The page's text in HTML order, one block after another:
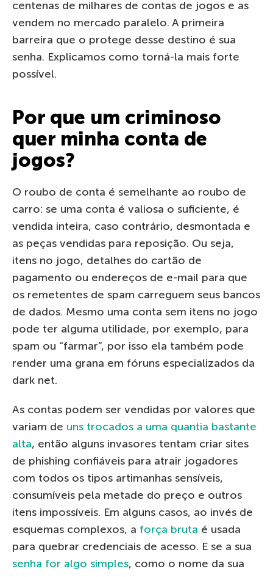
centenas de milhares de contas de jogos e as
vendem no mercado paralelo. A primeira
barreira que o protege desse destino é sua
senha. Explicamos como torná-la mais forte
possível.
Por que um criminoso
quer minha conta de
jogos?
O roubo de conta é semelhante ao roubo de
carro: se uma conta é valiosa o suficiente, é
vendida inteira, caso contrário, desmontada e
as peças vendidas para reposição. Ou seja,
itens no jogo, detalhes do cartão de
pagamento ou endereços de e-mail para que
os remetentes de spam carreguem seus bancos
de dados. Mesmo uma conta sem itens no jogo
pode ter alguma utilidade, por exemplo, para
spam ou “farmar”, por isso ela também pode
render uma grana em fóruns especializados da
dark net.
As contas podem ser vendidas por valores que
variam de uns trocados a uma quantia bastante
alta, então alguns invasores tentam criar sites
de phishing confiáveis ​​para atrair jogadores
com todos os tipos artimanhas sensíveis,
consumíveis pela metade do preço e outros
itens impossíveis. Em alguns casos, ao invés de
esquemas complexos, a força bruta é usada
para quebrar credenciais de acesso. E se a sua
senha for algo simples, como o nome da sua